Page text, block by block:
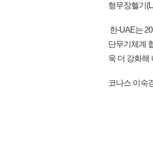
형무장헬기
한-UAE는
단무기체계
욱 더 강화해
코나스 이숙